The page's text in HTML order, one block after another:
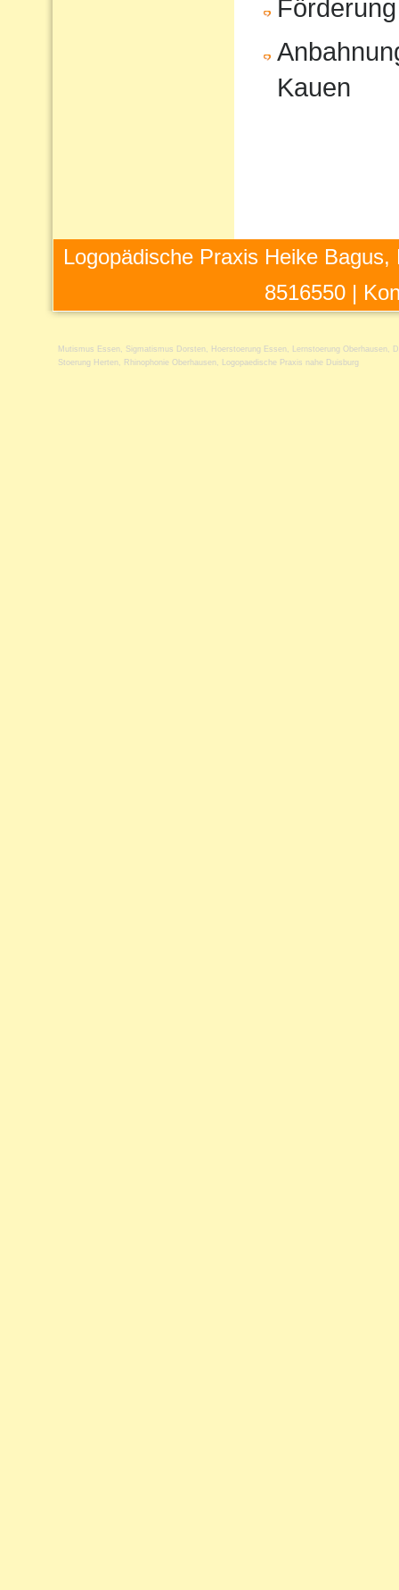
Kauen
Logopädische Praxis Heike
8516550 |
Mutismus Essen Sigmatismus Dorsten Hoerstoerung Essen Lernstoerung Oberhausen
Stoerung Herten
Rhinophonie Oberhausen Logopaedische Praxis nahe Duisburg